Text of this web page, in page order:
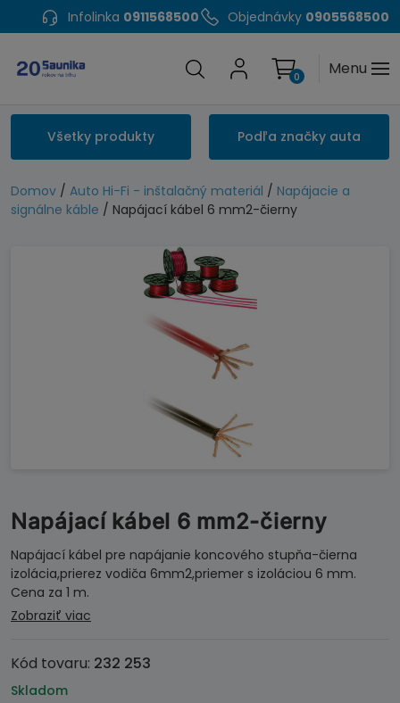
Infolinka 0911568500 Objednávky 0905568500
Menu
0
Všetky produkty Podľa značky auta
Domov / Auto Hi-Fi - inštalačný materiál / Napájacie a
signálne káble / Napájací kábel 6 mm2-čierny
Napájací kábel 6 mm2-čierny
Napájací kábel pre napájanie koncového stupňa-čierna
izolácia,prierez vodiča 6mm2,priemer s izoláciou 6 mm.
Cena za 1 m.
Zobraziť viac
Kód tovaru: 232 253
Skladom